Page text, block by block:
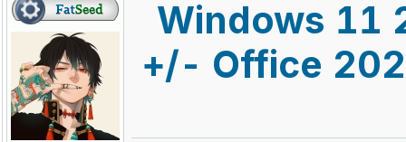
Windows 11
+/- Office